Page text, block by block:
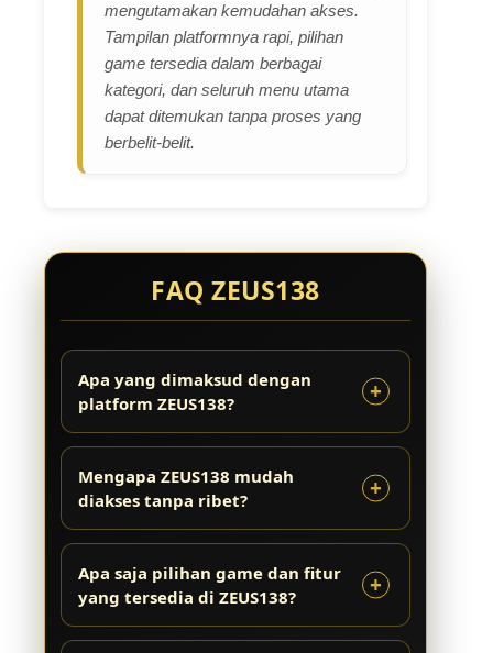
mengutamakan kemudahan akses.
Tampilan platformnya rapi, pilihan
game tersedia dalam berbagai
kategori, dan seluruh menu utama
dapat ditemukan tanpa proses yang
berbelit-belit.
FAQ ZEUS138
Apa yang dimaksud dengan
platform ZEUS138?
Mengapa ZEUS138 mudah
diakses tanpa ribet?
Apa saja pilihan game dan fitur
yang tersedia di ZEUS138?